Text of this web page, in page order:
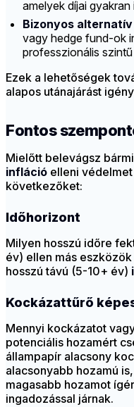
amelyek díjai
Bizonyos
vagy hedge fund-ok
professzionális
Ezek a lehetőségek
alapos utánajárást
Fontos
Mielőtt belevágsz
infláció elleni
következőket:
Időhorizont
Milyen hosszú időre
év) ellen más
hosszú távú (5-10+ év)
Kockázattűrő
Mennyi kockázatot
potenciális hozamért
állampapír alacsony
alacsonyabb hozamú
magasabb hozamot
ingadozással járnak.